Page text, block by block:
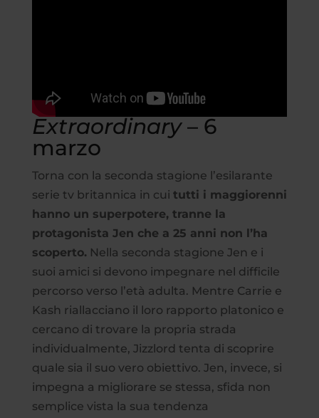
Extraordinary– 6
marzo
Torna con la seconda stagione l’esilarante
serie tv britannica in cui tutti i maggiorenni
hanno un superpotere, tranne la
protagonista Jen che a 25 anni non l’ha
scoperto. Nella seconda stagione Jen e i
suoi amici si devono impegnare nel difficile
percorso verso l’età adulta. Mentre Carrie e
Kash riallacciano il loro rapporto platonico e
cercano di trovare la propria strada
individualmente, Jizzlord tenta di scoprire
quale sia il suo vero obiettivo. Jen, invece, si
impegna a migliorare se stessa, sfida non
semplice vista la sua tendenza